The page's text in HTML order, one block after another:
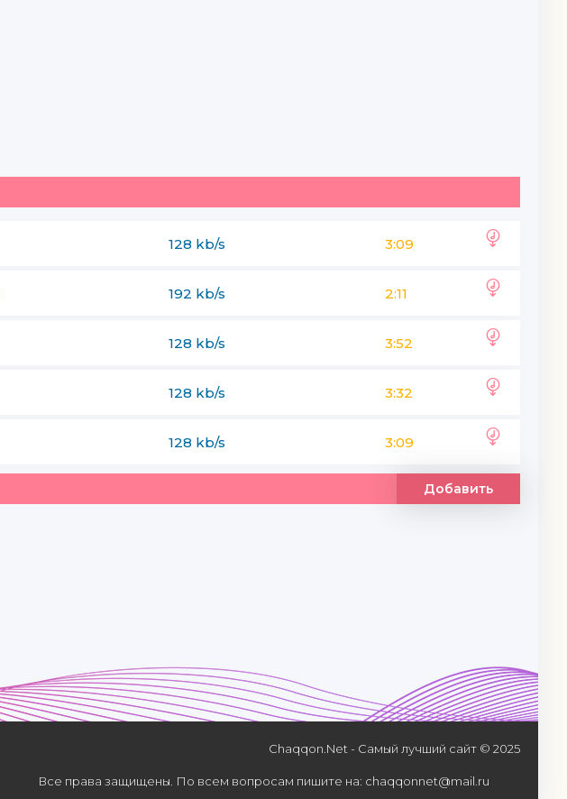
128 kb/s 3:09
192 kb/s 2:11
128 kb/s 3:52
128 kb/s 3:32
128 kb/s 3:09
Добавить
Chaqqon.Net - Самый лучший сайт © 2025
Все права защищены. По всем вопросам пишите на: chaqqonnet@mail.ru